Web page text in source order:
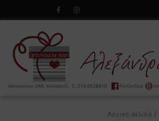
Αρχική σελίδα /